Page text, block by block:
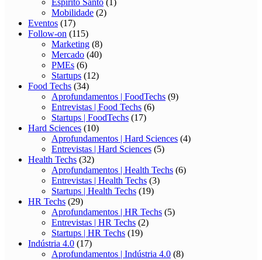
Mobilidade (2)
Eventos (17)
Follow-on (115)
Marketing (8)
Mercado (40)
PMEs (6)
Startups (12)
Food Techs (34)
Aprofundamentos | FoodTechs (9)
Entrevistas | Food Techs (6)
Startups | FoodTechs (17)
Hard Sciences (10)
Aprofundamentos | Hard Sciences (4)
Entrevistas | Hard Sciences (5)
Health Techs (32)
Aprofundamentos | Health Techs (6)
Entrevistas | Health Techs (3)
Startups | Health Techs (19)
HR Techs (29)
Aprofundamentos | HR Techs (5)
Entrevistas | HR Techs (2)
Startups | HR Techs (19)
Indústria 4.0 (17)
Aprofundamentos | Indústria 4.0 (8)